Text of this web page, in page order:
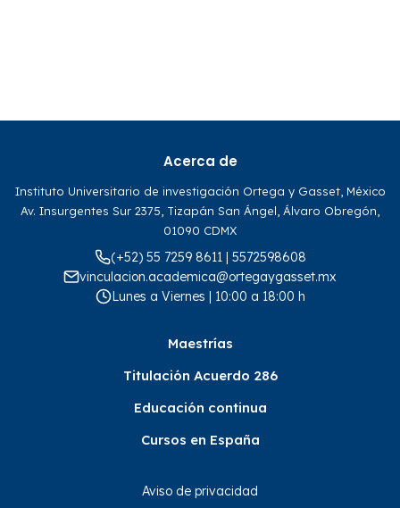
Acerca de
Instituto Universitario de investigación Ortega y Gasset, México
Av. Insurgentes Sur 2375, Tizapán San Ángel, Álvaro Obregón,
01090 CDMX
(+52) 55 7259 8611 | 5572598608
vinculacion.academica@ortegaygasset.mx
Lunes a Viernes | 10:00 a 18:00 h
Maestrías
Titulación Acuerdo 286
Educación continua
Cursos en España
Aviso de privacidad